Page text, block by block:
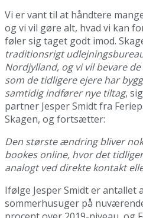
Vi er vant til at håndtere
og vi vil gøre alt, hvad vi kan
føler sig taget godt imod.
traditionsrigt
Nordjylland, og vi vil bevare
som de tidligere ejere har
samtidig indfører nye tiltag,
partner Jesper Smidt fra
Skagen, og fortsætter:
Den største ændring bliver
bookes online, hvor det
analogt ved direkte kontakt
Ifølge Jesper Smidt er antallet
sommerhusuger på